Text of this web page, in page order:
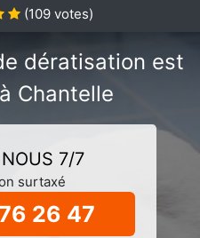
(109 votes)
dératisation est
Chantelle
7/7
surtaxé
26 47